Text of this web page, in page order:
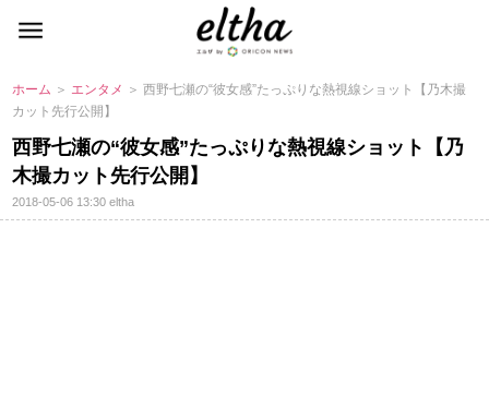
ホーム ＞ エンタメ ＞ 西野七瀬の“彼女感”たっぷりな熱視線ショット【乃木撮
カット先行公開】
西野七瀬の“彼女感”たっぷりな熱視線ショット【乃
木撮カット先行公開】
2018-05-06 13:30eltha